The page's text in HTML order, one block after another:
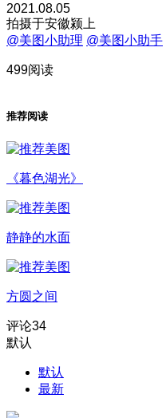
2021.08.05
拍摄于安徽颍上
@美图小助理 @美图小助手
499阅读
推荐阅读
《暮色湖光》
静静的水面
方圆之间
评论34
默认
默认
最新